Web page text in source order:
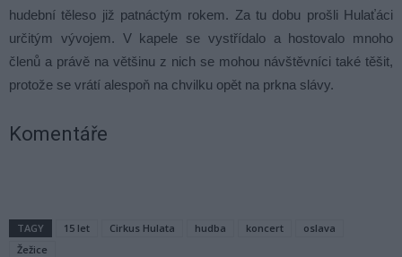
hudební těleso již patnáctým rokem. Za tu dobu prošli Hulaťáci
určitým vývojem. V kapele se vystřídalo a hostovalo mnoho
členů a právě na většinu z nich se mohou návštěvníci také těšit,
protože se vrátí alespoň na chvilku opět na prkna slávy.
Komentáře
TAGY 15 let Cirkus Hulata hudba koncert
oslava
Žežice